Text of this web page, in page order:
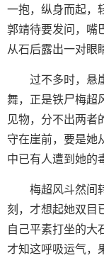
一抱，纵身而起，
郭靖待要发问，嘴
从石后露出一对眼
过不多时，悬
舞，正是铁尸梅超
见物，分不出两者
守在崖前，要是她
中已有人遭到她的
梅超风斗然间
刻，才想起她双目
自己平素打坐的大
才知这呼吸运气，